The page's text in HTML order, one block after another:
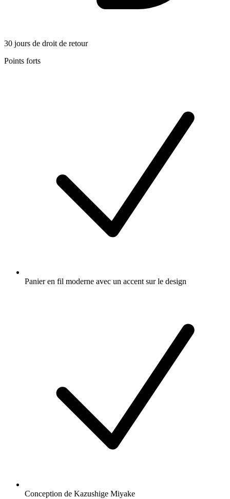
30 jours de droit de retour
Points forts
Panier en fil moderne avec un accent sur le design
Conception de Kazushige Miyake